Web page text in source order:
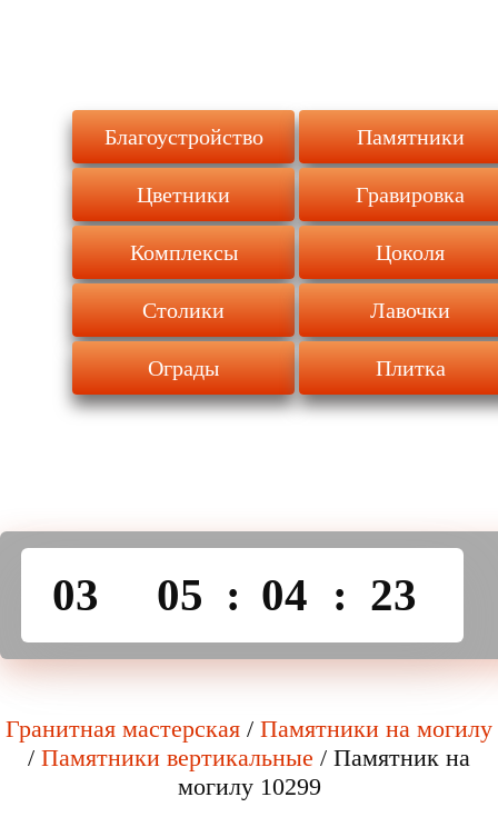
Благоустройство Памятники
Цветники Гравировка
Комплексы Цоколя
Столики Лавочки
Ограды Плитка
03 05 : 04 : 23
Гранитная мастерская / Памятники на могилу
/ Памятники вертикальные / Памятник на
могилу 10299